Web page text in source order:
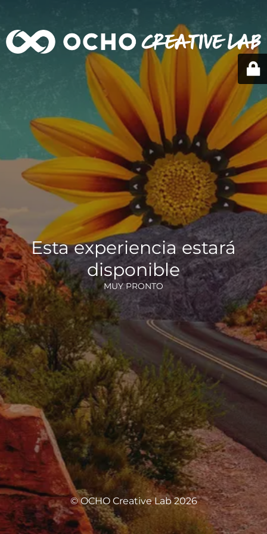
Esta experiencia estará
disponible
MUY PRONTO
© OCHO Creative Lab 2026